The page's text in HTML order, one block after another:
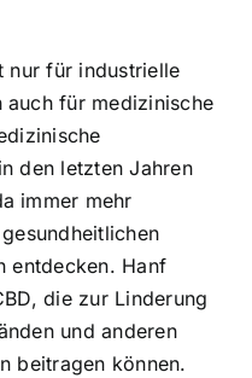
nur für industrielle
auch für medizinische
den letzten Jahren
immer mehr
entdecken. Hanf
die zur Linderung
und anderen
beitragen können.